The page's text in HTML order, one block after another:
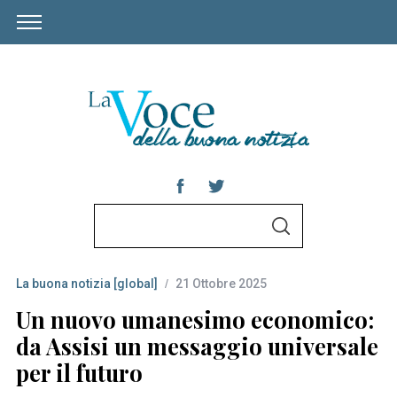
r
c
h
f
o
S
La buona notizia [global] 21 Ottobre 2025
Un nuovo umanesimo economico:
da Assisi un messaggio universale
per il futuro